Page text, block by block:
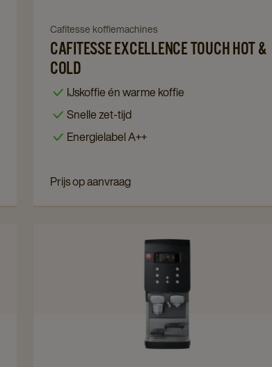
details
Navigate
to
Cafitesse
Excellence
Hot
&
details
Cafitesse koffiemachines
CAFITESSE EXCELLENCE TOUCH HOT &
COLD
IJskoffie én warme koffie
Snelle zet-tijd
Energielabel A++
Prijs op aanvraag
Navigate
to
Cafitesse
Quantum
Touch
200